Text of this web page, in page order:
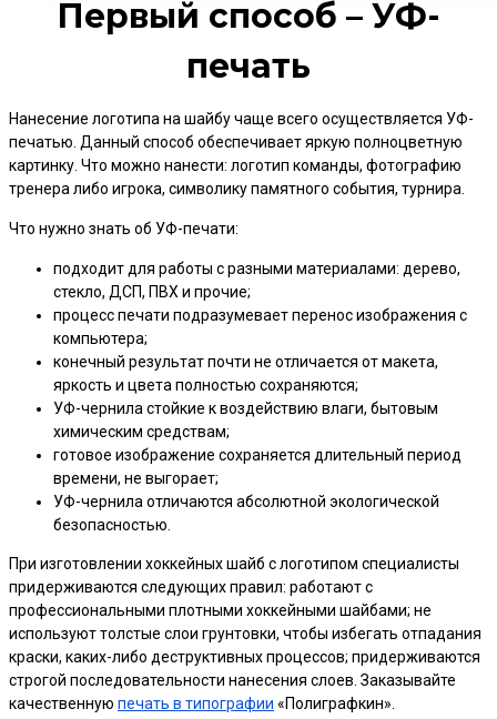
Первый способ – УФ-
печать
Нанесение логотипа на шайбу чаще всего осуществляется УФ-
печатью. Данный способ обеспечивает яркую полноцветную
картинку. Что можно нанести: логотип команды, фотографию
тренера либо игрока, символику памятного события, турнира.
Что нужно знать об УФ-печати:
подходит для работы с разными материалами: дерево,
стекло, ДСП, ПВХ и прочие;
процесс печати подразумевает перенос изображения с
компьютера;
конечный результат почти не отличается от макета,
яркость и цвета полностью сохраняются;
УФ-чернила стойкие к воздействию влаги, бытовым
химическим средствам;
готовое изображение сохраняется длительный период
времени, не выгорает;
УФ-чернила отличаются абсолютной экологической
безопасностью.
При изготовлении хоккейных шайб с логотипом специалисты
придерживаются следующих правил: работают с
профессиональными плотными хоккейными шайбами; не
используют толстые слои грунтовки, чтобы избегать отпадания
краски, каких-либо деструктивных процессов; придерживаются
строгой последовательности нанесения слоев. Заказывайте
качественную печать в типографии «Полиграфкин».